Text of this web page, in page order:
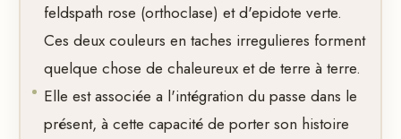
feldspath rose (orthoclase) et d'epidote verte.
Ces deux couleurs en taches irregulieres forment
quelque chose de chaleureux et de terre à terre.
Elle est associée a l'intégration du passe dans le
présent, à cette capacité de porter son histoire